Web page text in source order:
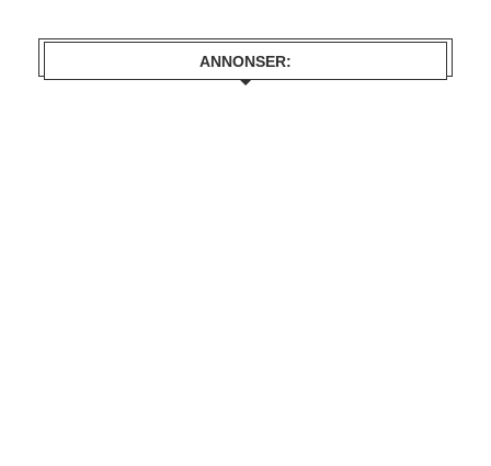
ANNONSER: